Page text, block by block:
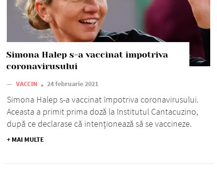
Simona Halep s-a vaccinat împotriva
coronavirusului
— VACCIN 24 februarie 2021
Simona Halep s-a vaccinat împotriva coronavirusului.
Aceasta a primit prima doză la Institutul Cantacuzino,
după ce declarase că intenționează să se vaccineze.
+ MAI MULTE